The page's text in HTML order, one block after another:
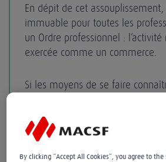
En dépit de cet
immuable pour toutes les
un Ordre professionnel :
exercée comme un commerce.
Si les moyens de se faire
déontologique.
By clicking “Accept All Cookies”, you agree to